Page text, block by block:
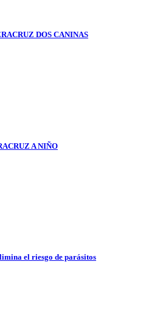
DOS CANINAS
A NIÑO
el riesgo de parásitos